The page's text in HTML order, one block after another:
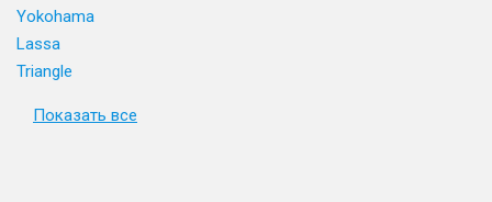
Yokohama
Lassa
Triangle
Показать все